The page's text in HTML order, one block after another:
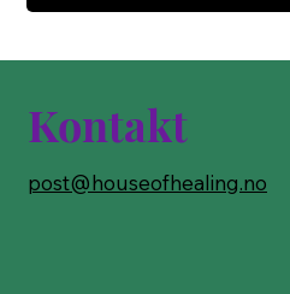
Kontakt
post@houseofhealing.no